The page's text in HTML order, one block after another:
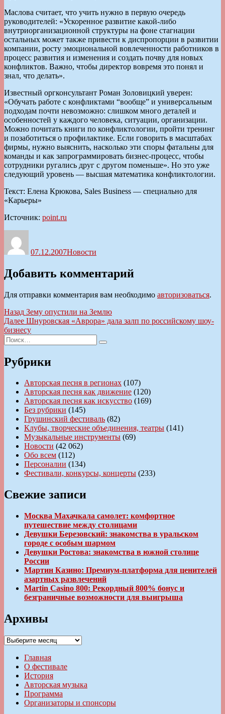
Маслова считает, что учить нужно в первую очередь
руководителей: «Ускоренное развитие какой-либо
внутриорганизационной структуры на фоне стагнации
остальных может также привести к диспропорции в развитии
компании, росту эмоциональной вовлеченности работников в
процесс развития и изменения и создать почву для новых
конфликтов. Важно, чтобы директор вовремя это понял и
знал, что делать».
Известный оргконсультант Роман Золовицкий уверен:
«Обучать работе с конфликтами “вообще” и универсальным
подходам почти невозможно: слишком много деталей и
особенностей у каждого человека, ситуации, организации.
Можно почитать книги по конфликтологии, пройти тренинг
и позаботиться о профилактике. Если говорить в масштабах
фирмы, нужно выяснить, насколько эти споры фатальны для
команды и как запрограммировать бизнес-процесс, чтобы
сотрудники ругались друг с другом поменьше». Но это уже
следующий уровень — высшая математика конфликтологии.
Текст: Елена Крюкова, Sales Business — специально для
«Карьеры»
Источник: point.ru
07.12.2007Новости
Добавить комментарий
Для отправки комментария вам необходимо авторизоваться.
Навигация
по
записям
Назад Предыдущая
запись:
Зему опустили на Землю
Далее Следующая
запись:
Шнуровская «Аврора» дала залп по российскому шоу-
бизнесу
Искать:
Поиск
Рубрики
Авторская песня в регионах (107)
Авторская песня как движение (120)
Авторская песня как искусство (169)
Без рубрики (145)
Грушинский фестиваль (82)
Клубы, творческие объединения, театры (141)
Музыкальные инструменты (69)
Новости (42 062)
Обо всем (112)
Персоналии (134)
Фестивали, конкурсы, концерты (233)
Свежие записи
Москва Махачкала самолет: комфортное
путешествие между столицами
Девушки Березовский: знакомства в уральском
городе с особым шармом
Девушки Ростова: знакомства в южной столице
России
Мартин Казино: Премиум-платформа для ценителей
азартных развлечений
Martin Casino 800: Рекордный 800% бонус и
безграничные возможности для выигрыша
Архивы
Архивы
Главная
О фестивале
История
Авторская музыка
Программа
Организаторы и спонсоры